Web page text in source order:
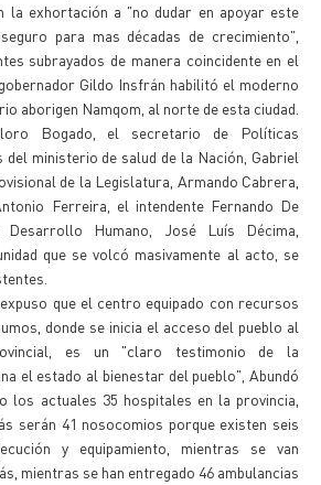
la exhortación a "no dudar en apoyar este
para mas décadas de crecimiento",
subrayados de manera coincidente en el
Gildo Insfrán habilitó el moderno
aborigen Namqom, al norte de esta ciudad.
Bogado, el secretario de Políticas
ministerio de salud de la Nación, Gabriel
de la Legislatura, Armando Cabrera,
Ferreira, el intendente Fernando De
Humano, José Luís Décima,
que se volcó masivamente al acto, se
que el centro equipado con recursos
donde se inicia el acceso del pueblo al
es un "claro testimonio de la
el estado al bienestar del pueblo", Abundó
los actuales 35 hospitales en la provincia,
serán 41 nosocomios porque existen seis
y equipamiento, mientras se van
mientras se han entregado 46 ambulancias